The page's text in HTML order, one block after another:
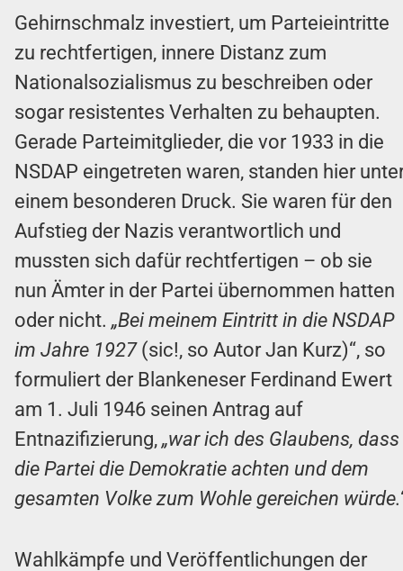
Gehirnschmalz investiert, um Parteieintritte
zu rechtfertigen, innere Distanz zum
Nationalsozialismus zu beschreiben oder
sogar resistentes Verhalten zu behaupten.
Gerade Parteimitglieder, die vor 1933 in die
NSDAP eingetreten waren, standen hier
einem besonderen Druck. Sie waren für den
Aufstieg der Nazis verantwortlich und
mussten sich dafür rechtfertigen – ob sie
nun Ämter in der Partei übernommen hatten
oder nicht. „Bei meinem Eintritt in die NSDAP
im Jahre 1927 (sic!, so Autor Jan Kurz)“, so
formuliert der Blankeneser Ferdinand Ewert
am 1. Juli 1946 seinen Antrag auf
Entnazifizierung, „war ich des Glaubens, dass
die Partei die Demokratie achten und dem
gesamten Volke zum Wohle gereichen
Wahlkämpfe und Veröffentlichungen der